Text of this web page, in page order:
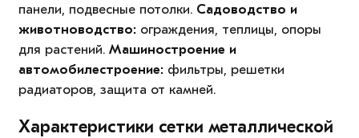
панели, подвесные потолки. Садоводство и
животноводство:ограждения, теплицы, опоры
для растений. Машиностроение и
автомобилестроение:фильтры, решетки
радиаторов, защита от камней.
Характеристики сетки металлической